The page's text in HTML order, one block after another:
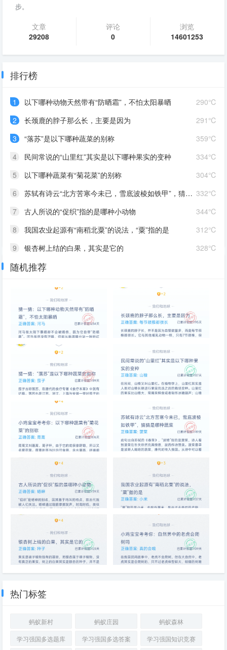
步。
文章
29208
评论
0
浏览
14601253
排行榜
290℃
1
以下哪种动物天然带有“防晒霜”，不怕太阳暴晒
291℃
2
长颈鹿的脖子那么长，主要是因为
359℃
3
“落苏”是以下哪种蔬菜的别称
334℃
4
民间常说的“山里红”其实是以下哪种果实的变种
304℃
5
以下哪种蔬菜有“菊花菜”的别称
332℃
6
苏轼有诗云“北方苦寒今未已，雪底波棱如铁甲”，猜猜是哪种蔬菜
344℃
7
古人所说的“促织”指的是哪种小动物
312℃
8
我国农业起源有“南稻北粟”的说法，“粟”指的是
328℃
9
银杏树上结的白果，其实是它的
10 自然界中的老虎会爬树吗
随机推荐
以下哪种动物天然带有“防晒
霜”，不怕太阳暴晒
“落苏”是以下哪种蔬菜的别称
哪种果实的变种
雪底波棱如铁甲”，猜猜是哪种
古人所说的“促织”指的是哪种小
我国农业起源有“南稻北粟”的说
法，“粟”指的是
热门标签
蚂蚁新村 蚂蚁庄园
蚂蚁森林
学习强国多选题库
学习强国多选答案 学习强国知识竞赛